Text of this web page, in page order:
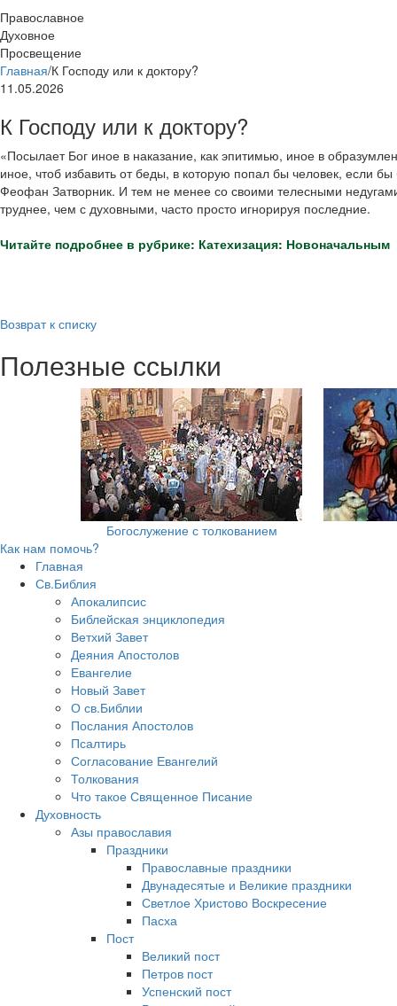
Православное
Духовное
Просвещение
Главная/К Господу или к доктору?
11.05.2026
К Господу или к доктору?
«Посылает Бог иное в наказание, как эпитимью, иное в
иное, чтоб избавить от беды, в которую попал бы человек, если
Феофан Затворник. И тем не менее со своими телесными
труднее, чем с духовными, часто просто игнорируя последние.
Читайте подробнее в рубрике: Катехизация: Новоначальным
Возврат к списку
Полезные ссылки
Богослужение с толкованием
Как нам помочь?
Главная
Св.Библия
Апокалипсис
Библейская энциклопедия
Ветхий Завет
Деяния Апостолов
Евангелие
Новый Завет
О св.Библии
Послания Апостолов
Псалтирь
Согласование Евангелий
Толкования
Что такое Священное Писание
Духовность
Азы православия
Праздники
Православные праздники
Двунадесятые и Великие праздники
Светлое Христово Воскресение
Пасха
Пост
Великий пост
Петров пост
Успенский пост